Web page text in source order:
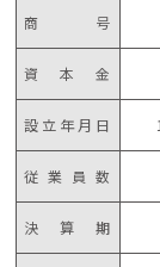
商号
資本金
設立年月日
従業員数
決算期